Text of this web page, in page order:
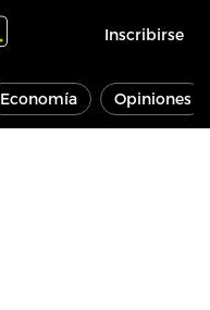
Inscribirse
Economía Opiniones